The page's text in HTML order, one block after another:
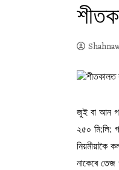
জুই বা আন
২৫০ মি:লি:
নিয়মীয়াকৈ
নাকেৰে